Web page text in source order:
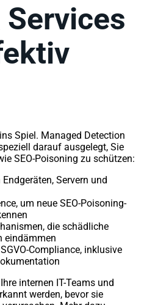
Services
Spiel. Managed Detection
darauf ausgelegt, Sie
SEO-Poisoning zu schützen:
Servern und
um neue SEO-Poisoning-
die schädliche
eindämmen
Compliance, inklusive
internen IT-Teams und
werden, bevor sie